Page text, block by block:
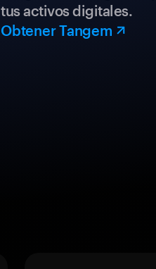
tus activos digitales.
Obtener Tangem